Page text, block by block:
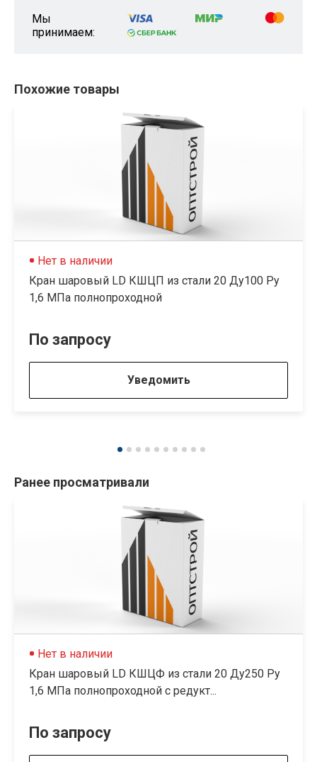
Мы
принимаем:
Похожие товары
Нет в наличии
Кран шаровый LD КШЦП из стали 20 Ду100 Ру
1,6 МПа полнопроходной
По запросу
Уведомить
Ранее просматривали
Нет в наличии
Кран шаровый LD КШЦФ из стали 20 Ду250 Ру
1,6 МПа полнопроходной с редукт...
По запросу